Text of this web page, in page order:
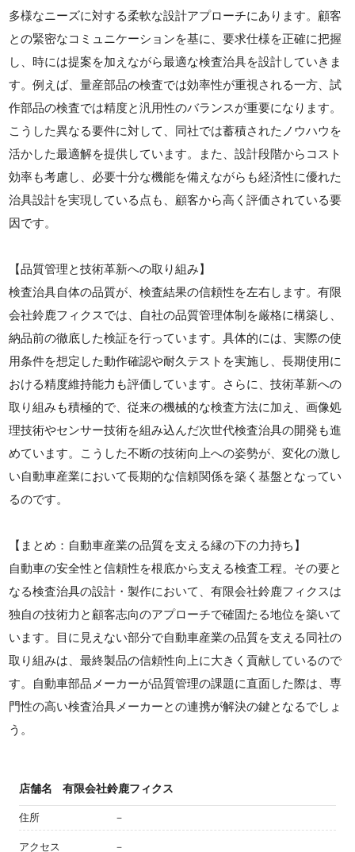
多様なニーズに対する柔軟な設計アプローチにあります。顧客
との緊密なコミュニケーションを基に、要求仕様を正確に把握
し、時には提案を加えながら最適な検査治具を設計していきま
す。例えば、量産部品の検査では効率性が重視される一方、試
作部品の検査では精度と汎用性のバランスが重要になります。
こうした異なる要件に対して、同社では蓄積されたノウハウを
活かした最適解を提供しています。また、設計段階からコスト
効率も考慮し、必要十分な機能を備えながらも経済性に優れた
治具設計を実現している点も、顧客から高く評価されている要
因です。
【品質管理と技術革新への取り組み】
検査治具自体の品質が、検査結果の信頼性を左右します。有限
会社鈴鹿フィクスでは、自社の品質管理体制を厳格に構築し、
納品前の徹底した検証を行っています。具体的には、実際の使
用条件を想定した動作確認や耐久テストを実施し、長期使用に
おける精度維持能力も評価しています。さらに、技術革新への
取り組みも積極的で、従来の機械的な検査方法に加え、画像処
理技術やセンサー技術を組み込んだ次世代検査治具の開発も進
めています。こうした不断の技術向上への姿勢が、変化の激し
い自動車産業において長期的な信頼関係を築く基盤となってい
るのです。
【まとめ：自動車産業の品質を支える縁の下の力持ち】
自動車の安全性と信頼性を根底から支える検査工程。その要と
なる検査治具の設計・製作において、有限会社鈴鹿フィクスは
独自の技術力と顧客志向のアプローチで確固たる地位を築いて
います。目に見えない部分で自動車産業の品質を支える同社の
取り組みは、最終製品の信頼性向上に大きく貢献しているので
す。自動車部品メーカーが品質管理の課題に直面した際は、専
門性の高い検査治具メーカーとの連携が解決の鍵となるでしょ
う。
店舗名 有限会社鈴鹿フィクス
住所 －
アクセス －